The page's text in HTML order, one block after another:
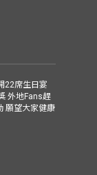
22席生日宴
外地Fans趕
願望大家健康